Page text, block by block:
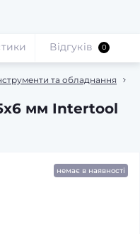
та обладнання
мм Intertool
Відгуків 0
немає в наявності